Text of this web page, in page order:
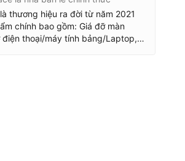
thương hiệu ra đời từ năm 2021
chính bao gồm: Giá đỡ màn
điện thoại/máy tính bảng/Laptop,